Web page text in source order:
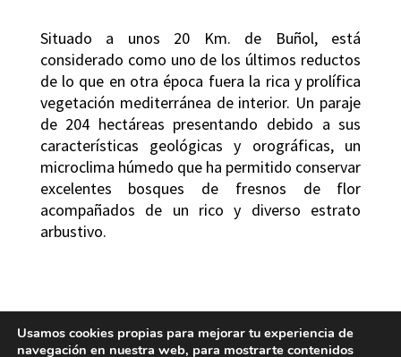
Situado a unos 20 Km. de Buñol, está
considerado como uno de los últimos reductos
de lo que en otra época fuera la rica y prolífica
vegetación mediterránea de interior. Un paraje
de 204 hectáreas presentando debido a sus
características geológicas y orográficas, un
microclima húmedo que ha permitido conservar
excelentes bosques de fresnos de flor
acompañados de un rico y diverso estrato
arbustivo.
Usamos cookies propias para mejorar tu experiencia de
navegación en nuestra web, para mostrarte contenidos